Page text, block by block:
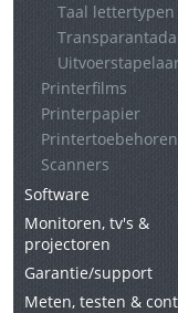
Taal lettertypen
Printerfilms
Printerpapier
Printertoebehoren
Scanners
Software
Monitoren, tv's &
projectoren
Garantie/support
Meten, testen &